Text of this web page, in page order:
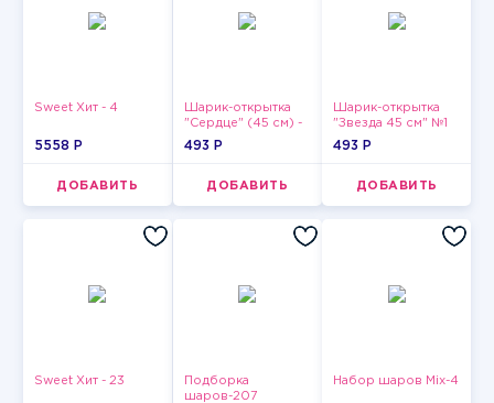
Sweet Хит - 4
5558 P
ДОБАВИТЬ
Шарик-открытка
"Сердце" (45 см) -
2
493 P
ДОБАВИТЬ
Шарик-открытка
"Звезда 45 см" №1
493 P
ДОБАВИТЬ
Sweet Хит - 23
Подборка
шаров-207
Набор шаров Mix-4